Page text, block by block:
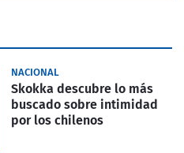
NACIONAL
Skokka descubre lo más
buscado sobre intimidad
por los chilenos